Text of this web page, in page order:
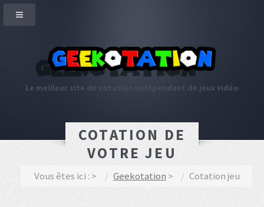
Le meilleur site de cotation indépendant de jeux vidéo
COTATION DE
VOTRE JEU
Vous êtes ici : Geekotation Cotation jeu